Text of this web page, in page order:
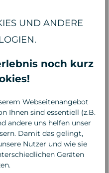
Torres Novas
Bademantel Frottee
dunkelgrau, L
UND ANDERE
noch kurz
Webseitenangebot
Ihnen sind essentiell (z.B.
andere uns helfen unser
Damit das gelingt,
Nutzer und wie sie
Geräten